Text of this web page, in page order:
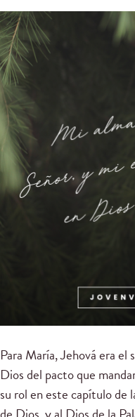
Para María, Jehová era
Dios del pacto que
su rol en este capítulo de